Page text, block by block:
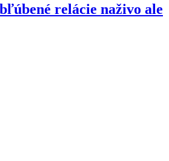
relácie naživo ale